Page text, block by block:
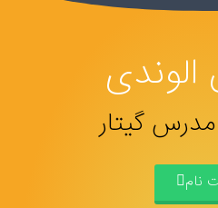
مدرس گیتار
نام